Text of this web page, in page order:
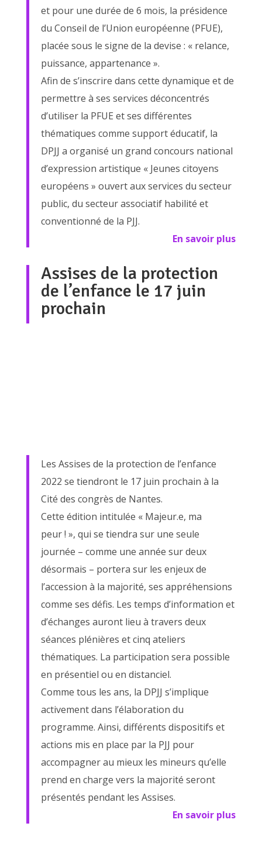
et pour une durée de 6 mois, la présidence
du Conseil de l’Union européenne (PFUE),
placée sous le signe de la devise : « relance,
puissance, appartenance ».
Afin de s’inscrire dans cette dynamique et de
permettre à ses services déconcentrés
d’utiliser la PFUE et ses différentes
thématiques comme support éducatif, la
DPJJ a organisé un grand concours national
d’expression artistique « Jeunes citoyens
européens » ouvert aux services du secteur
public, du secteur associatif habilité et
conventionné de la PJJ.
En savoir plus
Assises de la protection
de l’enfance le 17 juin
prochain
Les Assises de la protection de l’enfance
2022 se tiendront le 17 juin prochain à la
Cité des congrès de Nantes.
Cette édition intitulée « Majeur.e, ma
peur ! », qui se tiendra sur une seule
journée – comme une année sur deux
désormais – portera sur les enjeux de
l’accession à la majorité, ses appréhensions
comme ses défis. Les temps d’information et
d’échanges auront lieu à travers deux
séances plénières et cinq ateliers
thématiques. La participation sera possible
en présentiel ou en distanciel.
Comme tous les ans, la DPJJ s’implique
activement dans l’élaboration du
programme. Ainsi, différents dispositifs et
actions mis en place par la PJJ pour
accompagner au mieux les mineurs qu’elle
prend en charge vers la majorité seront
présentés pendant les Assises.
En savoir plus